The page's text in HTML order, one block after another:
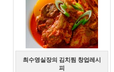
최수영실장의 김치찜 창업레시
피